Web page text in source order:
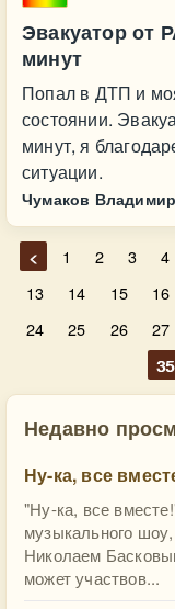
Эвакуатор от
минут
Попал в ДТП и
состоянии.
минут, я
ситуации.
Чумаков
< 1 2 3 4
13
14 15 16
24
25 26 27
35
Недавно
Ну-ка, все
"Ну-ка, все
музыкального
Николаем
может участвов...